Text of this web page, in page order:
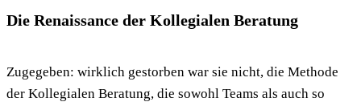
Die Renaissance der Kollegialen Beratung
Zugegeben: wirklich gestorben war sie nicht, die Methode
der Kollegialen Beratung, die sowohl Teams als auch so